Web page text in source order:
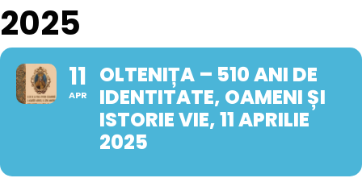
2025
11
APR
OLTENIȚA – 510 ANI DE
IDENTITATE, OAMENI ȘI
ISTORIE VIE, 11 APRILIE
2025